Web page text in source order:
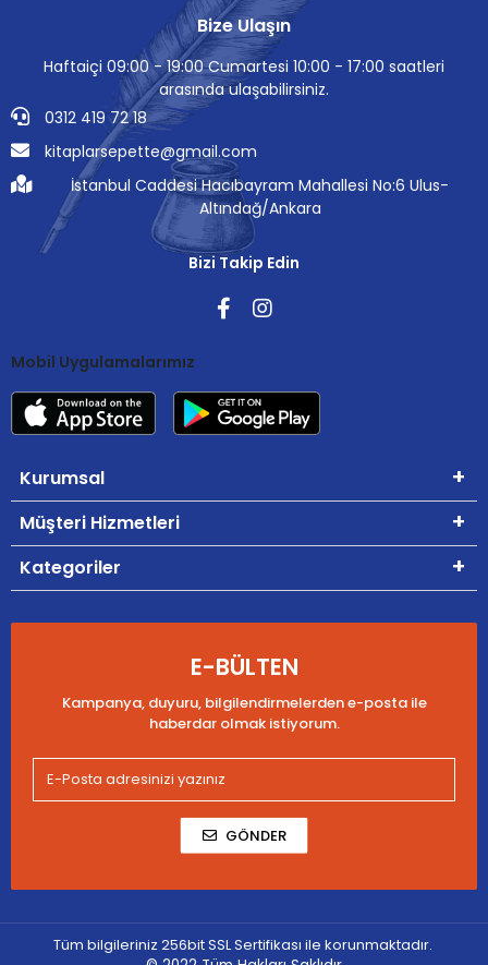
Bize Ulaşın
Haftaiçi 09:00 - 19:00 Cumartesi 10:00 - 17:00 saatleri
arasında ulaşabilirsiniz.
0312 419 72 18
kitaplarsepette@gmail.com
İstanbul Caddesi Hacıbayram Mahallesi No:6 Ulus-
Altındağ/Ankara
Bizi Takip Edin
Mobil Uygulamalarımız
Kurumsal
Müşteri Hizmetleri
Kategoriler
E-BÜLTEN
Kampanya, duyuru, bilgilendirmelerden e-posta ile
haberdar olmak istiyorum.
GÖNDER
Tüm bilgileriniz 256bit SSL Sertifikası ile korunmaktadır.